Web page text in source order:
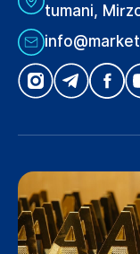
tumani,